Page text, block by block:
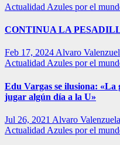
Actualidad Azules por el
CONTINUA LA
Feb 17, 2024 Alvaro
Actualidad Azules por el
Edu Vargas se ilusiona: «La
jugar algún día a la U»
Jul 26, 2021 Alvaro Valenzuela
Actualidad Azules por el